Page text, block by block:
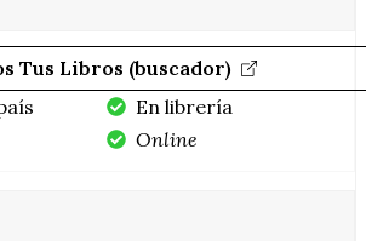
Tus Libros (buscador)
En librería
Online